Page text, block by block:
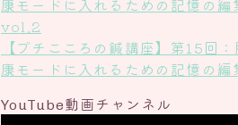
康モードに入れるための記憶の編
vol.2
【プチこころの鍼講座】第15回
康モードに入れるための記憶の
YouTube動画チャンネル